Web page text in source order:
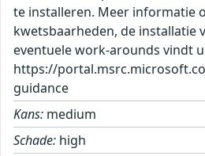
te installeren. Meer informatie
kwetsbaarheden, de installatie
eventuele work-arounds vindt
https://
guidance
Kans: medium
Schade: high